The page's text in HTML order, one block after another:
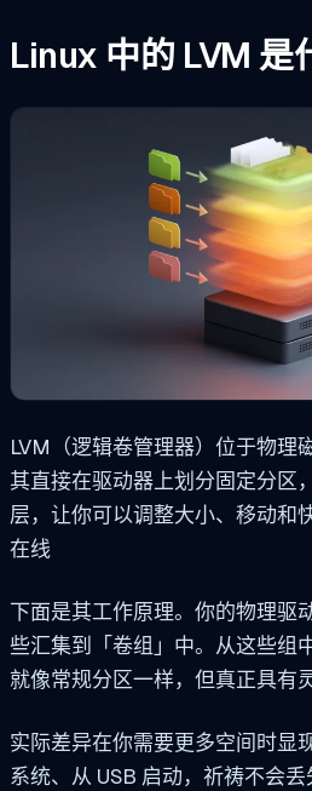
Linux 中的 LVM 是
LVM（逻辑卷管理器）位于物理
其直接在驱动器上划分固定分区
层，让你可以调整大小、移动和
在线
下面是其工作原理。你的物理驱
些汇集到「卷组」中。从这些组
就像常规分区一样，但真正具有
实际差异在你需要更多空间时显
系统、从 USB 启动，祈祷不会